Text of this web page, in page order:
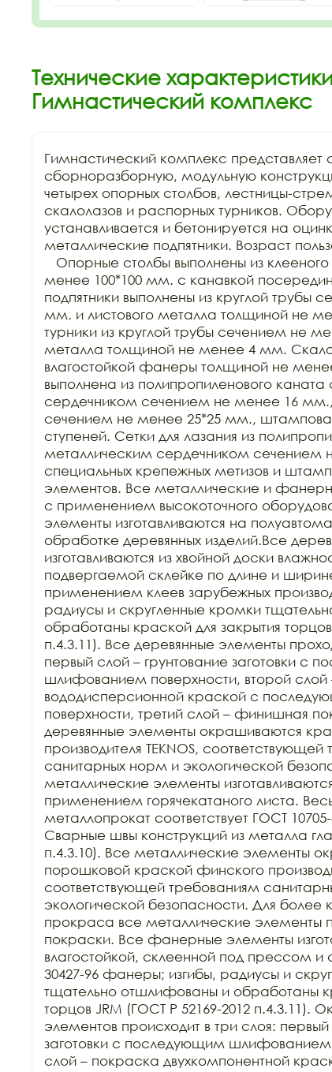
Технические
Гимнастический комплекс
Гимнастический комплекс представляет
сборноразборную, модульную
четырех опорных столбов, лестницы-
скалолазов и распорных турников.
устанавливается и бетонируется на
металлические подпятники. Возраст
Опорные столбы выполнены из
менее 100*100 мм. с канавкой
подпятники выполнены из круглой трубы
мм. и листового металла толщиной не
турники из круглой трубы сечением не
металла толщиной не менее 4 мм.
влагостойкой фанеры толщиной не
выполнена из полипропиленового
сердечником сечением не менее 16 мм.,
сечением не менее 25*25 мм.,
ступеней. Сетки для лазания из
металлическим сердечником сечением
специальных крепежных метизов и
элементов. Все металлические и
с применением высокоточного
элементы изготавливаются на
обработке деревянных изделий.Все
изготавливаются из хвойной доски
подвергаемой склейке по длине и
применением клеев зарубежных
радиусы и скругленные кромки
обработаны краской для закрытия
п.4.3.11). Все деревянные элементы
первый слой – грунтование заготовки с
шлифованием поверхности, второй слой
вододисперсионной краской с
поверхности, третий слой – финишная
деревянные элементы окрашиваются
производителя TEKNOS,
санитарных норм и экологической
металлические элементы
применением горячекатаного листа.
металлопрокат соответствует ГОСТ
Сварные швы конструкций из металла
п.4.3.10). Все металлические элементы
порошковой краской финского
соответствующей требованиям
экологической безопасности. Для более
прокраса все металлические элементы
покраски. Все фанерные элементы
влагостойкой, склеенной под прессом и
30427-96 фанеры; изгибы, радиусы и
тщательно отшлифованы и обработаны
торцов JRM (ГОСТ Р 52169-2012 п.4.3.11).
элементов происходит в три слоя:
заготовки с последующим шлифованием
слой – покраска двухкомпонентной